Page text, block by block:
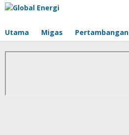
Lewati
Utama Migas Pertambangan